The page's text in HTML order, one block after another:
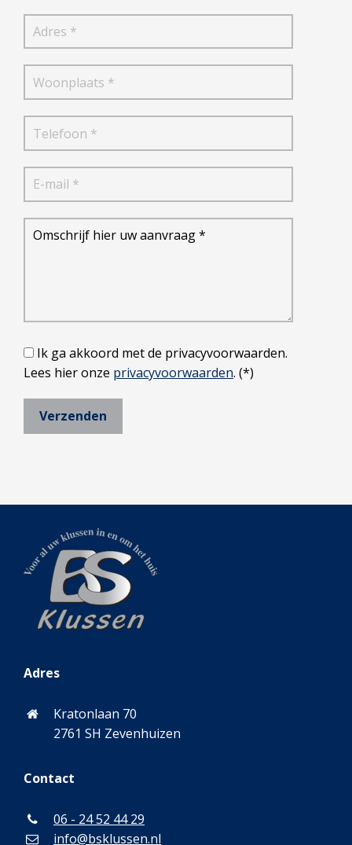
Ik ga akkoord met de privacyvoorwaarden.
Lees hier onze privacyvoorwaarden. (*)
Adres
Kratonlaan 70
2761 SH Zevenhuizen
Contact
06 - 24 52 44 29
info@bsklussen.nl